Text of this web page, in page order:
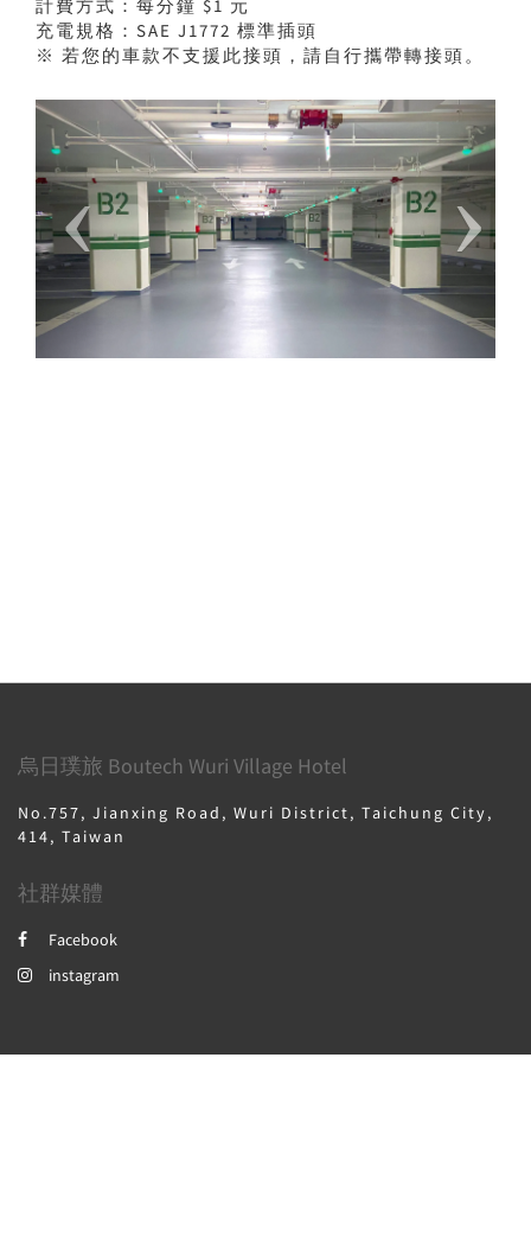
計費方式：每分鐘 $1 元
充電規格：SAE J1772 標準插頭
※ 若您的車款不支援此接頭，請自行攜帶轉接頭。
Previous Next
烏日璞旅 Boutech Wuri Village Hotel
No.757, Jianxing Road, Wuri District, Taichung City,
414, Taiwan
社群媒體
Facebook
instagram